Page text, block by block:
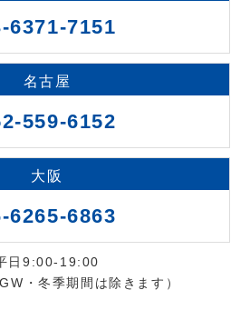
6371-7151
名古屋
559-6152
大阪
6265-6863
日9:00-19:00
・冬季期間は除きます）